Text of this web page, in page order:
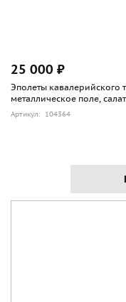
25 000 ₽
Эполеты кавалерийского
металлическое поле,
Артикул: 104364